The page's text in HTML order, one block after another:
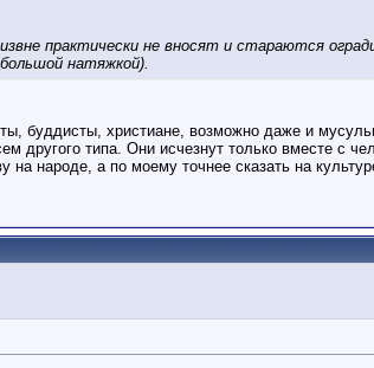
практически не вносят и стараются
натяжкой).
буддисты, христиане, возможно даже и
другого типа. Они исчезнут только вместе с
народе, а по моему точнее сказать на